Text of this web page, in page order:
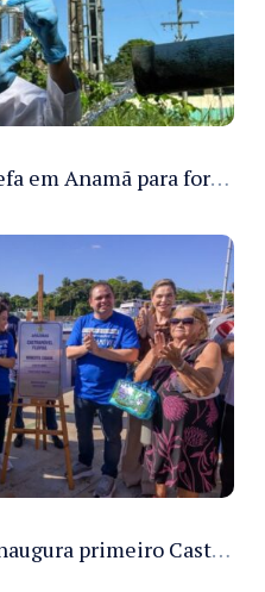
Cosama inicia força-tarefa em Anamã para fortalecer abastecimento de água e segurança hídrica da população
Governo do Amazonas inaugura primeiro Castramóvel Fluvial para atendimento veterinário às comunidades ribeirinhas e castração gratuita